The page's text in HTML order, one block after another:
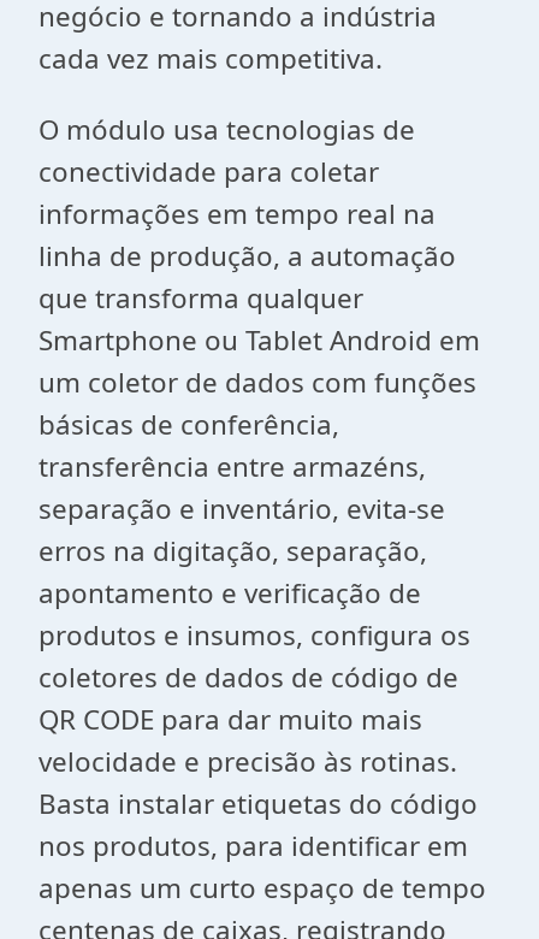
negócio e tornando a indústria
cada vez mais competitiva.
O módulo usa tecnologias de
conectividade para coletar
informações em tempo real na
linha de produção, a automação
que transforma qualquer
Smartphone ou Tablet Android em
um coletor de dados com funções
básicas de conferência,
transferência entre armazéns,
separação e inventário, evita-se
erros na digitação, separação,
apontamento e verificação de
produtos e insumos, configura os
coletores de dados de código de
QR CODE para dar muito mais
velocidade e precisão às rotinas.
Basta instalar etiquetas do código
nos produtos, para identificar em
apenas um curto espaço de tempo
centenas de caixas, registrando